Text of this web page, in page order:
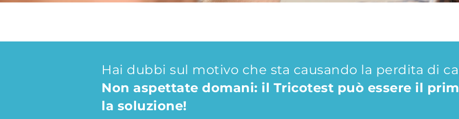
Hai dubbi sul motivo che sta causando la perdita di
Non aspettate domani: il Tricotest può essere il
la soluzione!